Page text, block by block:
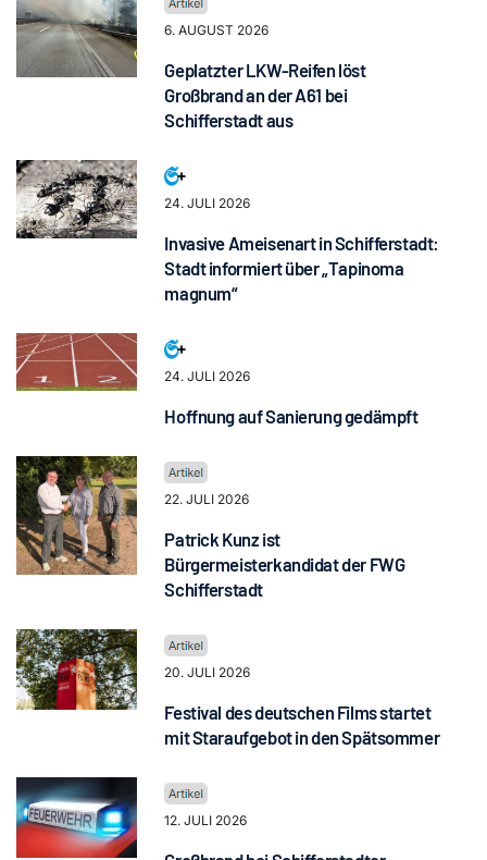
6. AUGUST 2026
Geplatzter LKW-Reifen löst
Großbrand an der A61 bei
Schifferstadt aus
24. JULI 2026
Invasive Ameisenart in Schifferstadt:
Stadt informiert über „Tapinoma
magnum“
24. JULI 2026
Hoffnung auf Sanierung gedämpft
22. JULI 2026
Patrick Kunz ist
Bürgermeisterkandidat der FWG
Schifferstadt
20. JULI 2026
Festival des deutschen Films startet
mit Staraufgebot in den Spätsommer
12. JULI 2026